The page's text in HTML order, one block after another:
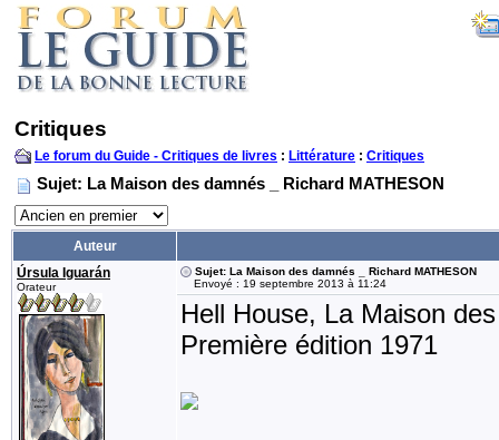
Critiques
Le forum du Guide - Critiques de livres : Littérature : Critiques
Sujet: La Maison des damnés _ Richard MATHESON
Auteur
Úrsula Iguarán
Orateur
Sujet: La Maison des damnés _ Richard MATHESON
Envoyé : 19 septembre 2013 à 11:24
Hell House, La Maison
Première édition 1971